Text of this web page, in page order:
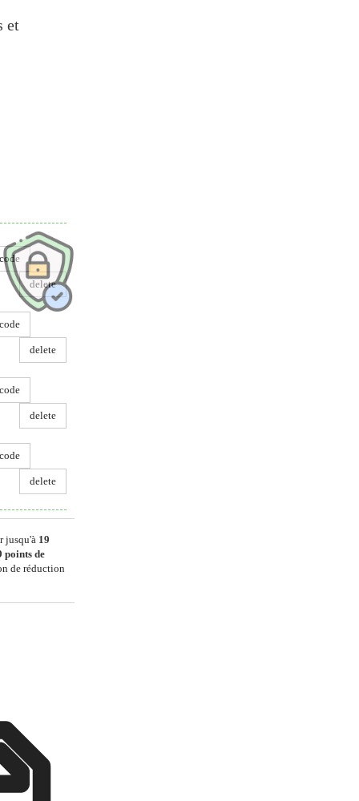
et
code
delete
code
delete
code
delete
code
delete
jusqu'à 19
points de
de réduction